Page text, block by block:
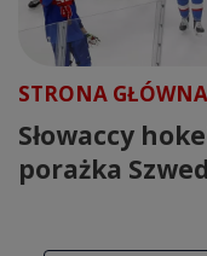
STRONA GŁÓWNA
Słowaccy
porażka